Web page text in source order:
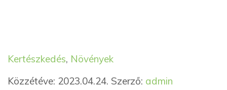
Kategória
Kertészkedés, NövényekCímkék
Közzétéve: 2023.04.24. Szerző: admin